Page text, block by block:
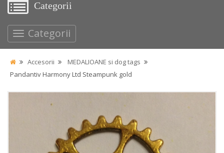
Categorii
Categorii
Accesorii
MEDALIOANE si dog tags
Pandantiv Harmony Ltd Steampunk gold